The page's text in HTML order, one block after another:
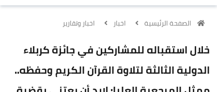
الصفحة الرئيسية اخبار اخبار وتقارير
خلال استقباله للمشاركين في جائزة كربلاء
الدولية الثالثة لتلاوة القرآن الكريم وحفظه..